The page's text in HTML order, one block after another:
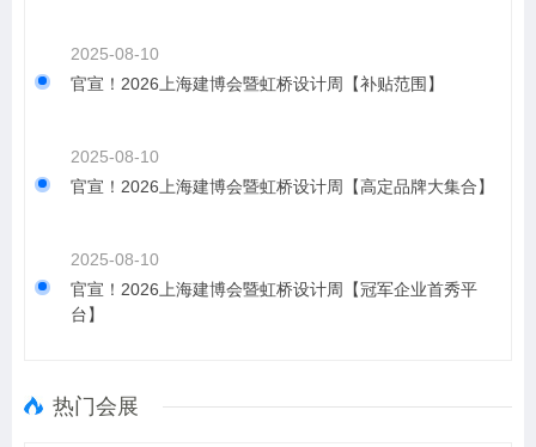
2025-08-10
官宣！2026上海建博会暨虹桥设计周【补贴范围】
2025-08-10
官宣！2026上海建博会暨虹桥设计周【高定品牌大集合】
2025-08-10
官宣！2026上海建博会暨虹桥设计周【冠军企业首秀平
台】
热门会展